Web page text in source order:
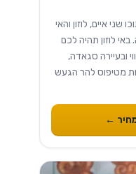
שני איים, לוזון והאי
לוזון תהיה לכם
ובעיירה סגאדה,
מטיפוס להר הגעש
עם השייט
←